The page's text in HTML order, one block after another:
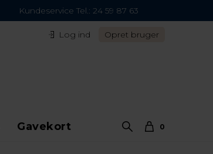
Kundeservice Tel.: 24 59 87 63
Log ind Opret bruger
Gavekort 0